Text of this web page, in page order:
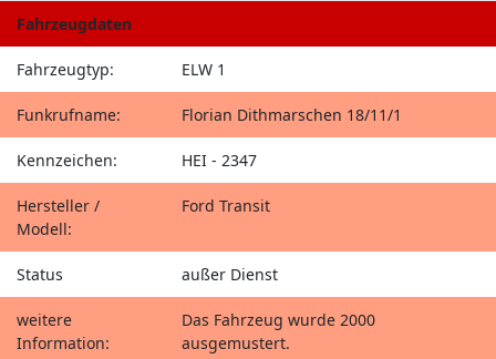
Fahrzeugdaten
Fahrzeugtyp: ELW 1
Funkrufname: Florian Dithmarschen 18/11/1
Kennzeichen: HEI - 2347
Hersteller /
Modell:
Ford Transit
Status außer Dienst
weitere
Information:
Das Fahrzeug wurde 2000
ausgemustert.